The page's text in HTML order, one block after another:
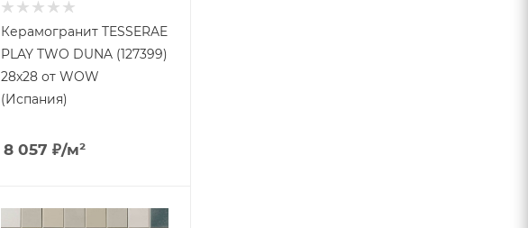
Керамогранит TESSERAE
PLAY TWO DUNA (127399)
28x28 от WOW
(Испания)
8 057 ₽/м²